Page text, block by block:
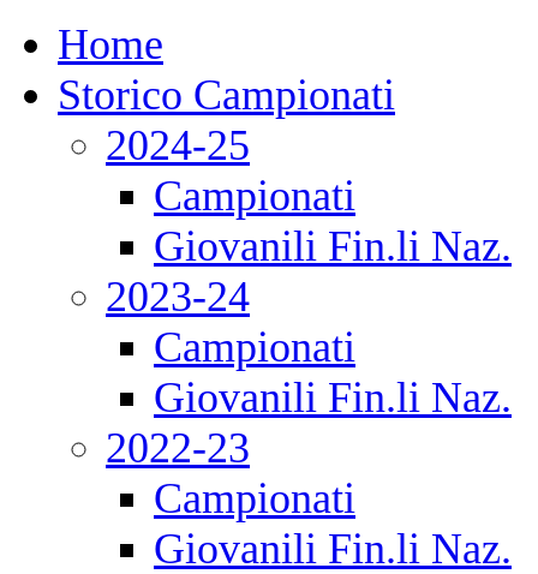
Home
Storico Campionati
2024-25
Campionati
Giovanili Fin.li Naz.
2023-24
Campionati
Giovanili Fin.li Naz.
2022-23
Campionati
Giovanili Fin.li Naz.